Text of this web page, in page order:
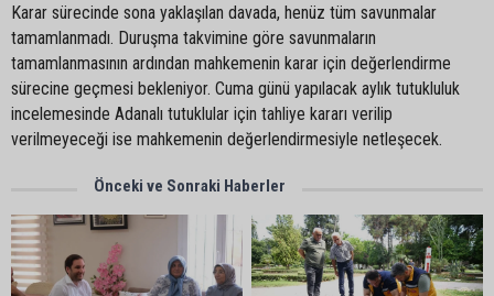
Karar sürecinde sona yaklaşılan davada, henüz tüm savunmalar
tamamlanmadı. Duruşma takvimine göre savunmaların
tamamlanmasının ardından mahkemenin karar için değerlendirme
sürecine geçmesi bekleniyor. Cuma günü yapılacak aylık tutukluluk
incelemesinde Adanalı tutuklular için tahliye kararı verilip
verilmeyeceği ise mahkemenin değerlendirmesiyle netleşecek.
Önceki ve Sonraki Haberler